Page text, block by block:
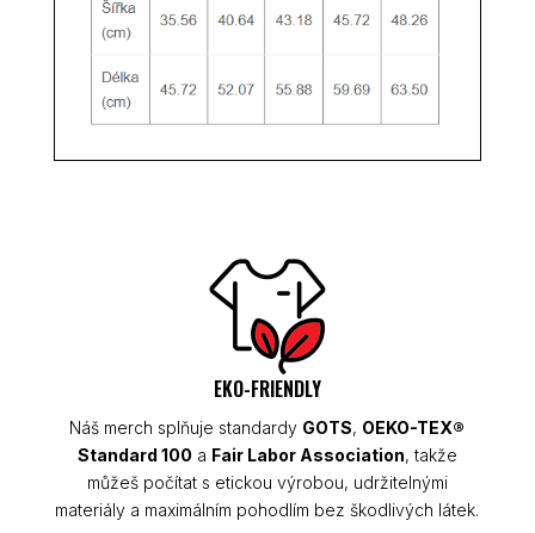
EKO-FRIENDLY
Náš merch splňuje standardy GOTS, OEKO-TEX®
Standard 100 a Fair Labor Association, takže
můžeš počítat s etickou výrobou, udržitelnými
materiály a maximálním pohodlím bez škodlivých látek.